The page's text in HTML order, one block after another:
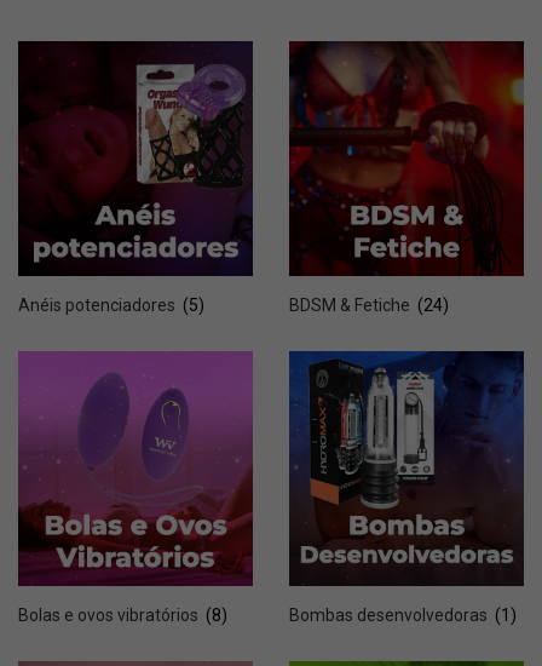
Anéis potenciadores (5) BDSM & Fetiche (24)
Bolas e ovos vibratórios (8) Bombas desenvolvedoras (1)